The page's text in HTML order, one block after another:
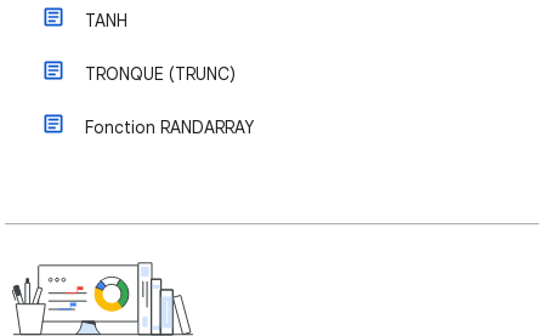
TANH
TRONQUE (TRUNC)
Fonction RANDARRAY